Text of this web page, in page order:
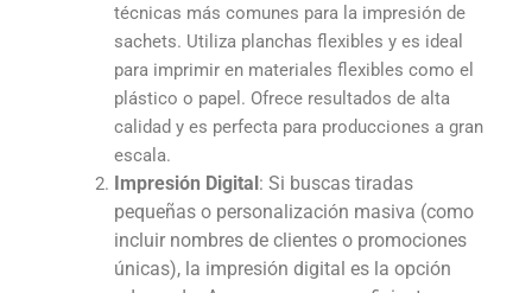
técnicas más comunes para la impresión de
sachets. Utiliza planchas flexibles y es ideal
para imprimir en materiales flexibles como el
plástico o papel. Ofrece resultados de alta
calidad y es perfecta para producciones a gran
escala.
Impresión Digital: Si buscas tiradas
pequeñas o personalización masiva (como
incluir nombres de clientes o promociones
únicas), la impresión digital es la opción